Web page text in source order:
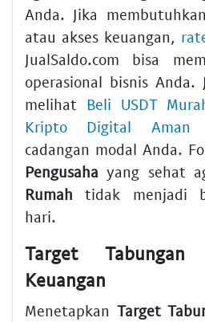
Anda. Jika
atau akses keuangan,
JualSaldo.com bisa
operasional bisnis
melihat Beli USDT
Kripto Digital Aman
cadangan modal Anda.
Pengusaha yang sehat
Rumah tidak menjadi
hari.
Target
Keuangan
Menetapkan Target